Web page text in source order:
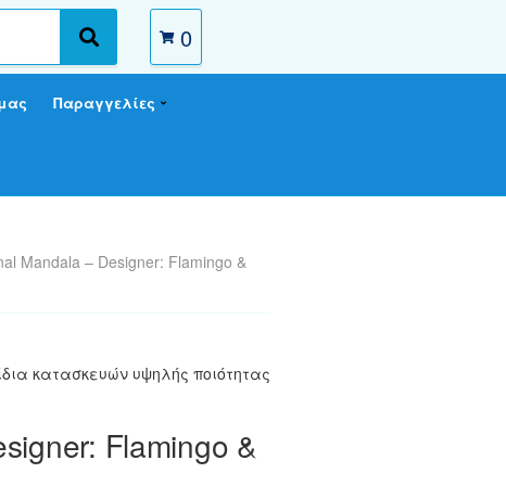
S
e
r
0
Παραγγελίες
Mandala – Designer: Flamingo &
κατασκευών υψηλής ποιότητας
Flamingo &